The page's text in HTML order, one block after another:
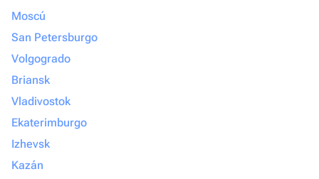
Moscú
San Petersburgo
Volgogrado
Briansk
Vladivostok
Ekaterimburgo
Izhevsk
Kazán